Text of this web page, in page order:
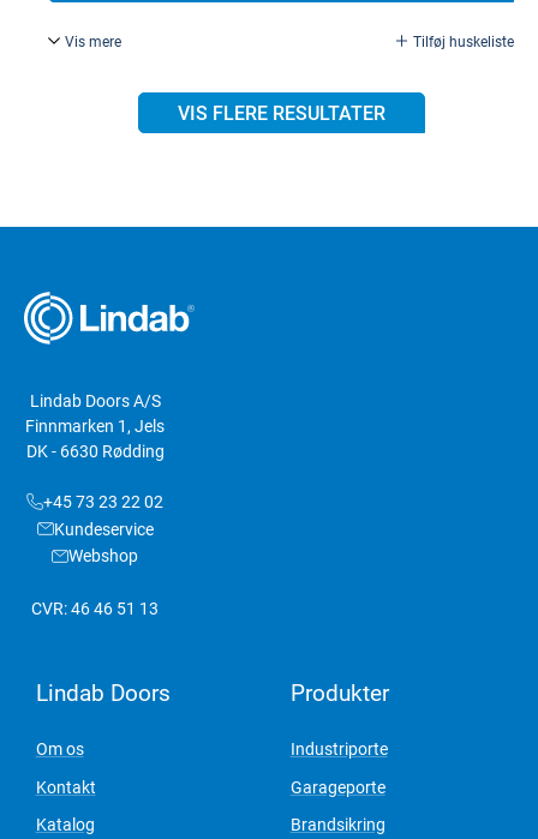
Vis mere Tilføj huskeliste
VIS FLERE RESULTATER
Lindab Doors A/S
Finnmarken 1, Jels
DK - 6630 Rødding
+45 73 23 22 02
Kundeservice
Webshop
CVR: 46 46 51 13
Lindab Doors
Om os
Kontakt
Katalog
Produkter
Industriporte
Garageporte
Brandsikring